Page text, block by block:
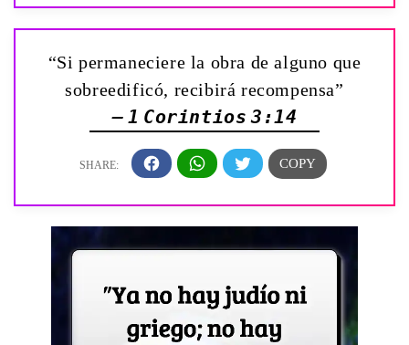
“Si permaneciere la obra de alguno que
sobreedificó, recibirá recompensa”
— 1 Corintios 3:14